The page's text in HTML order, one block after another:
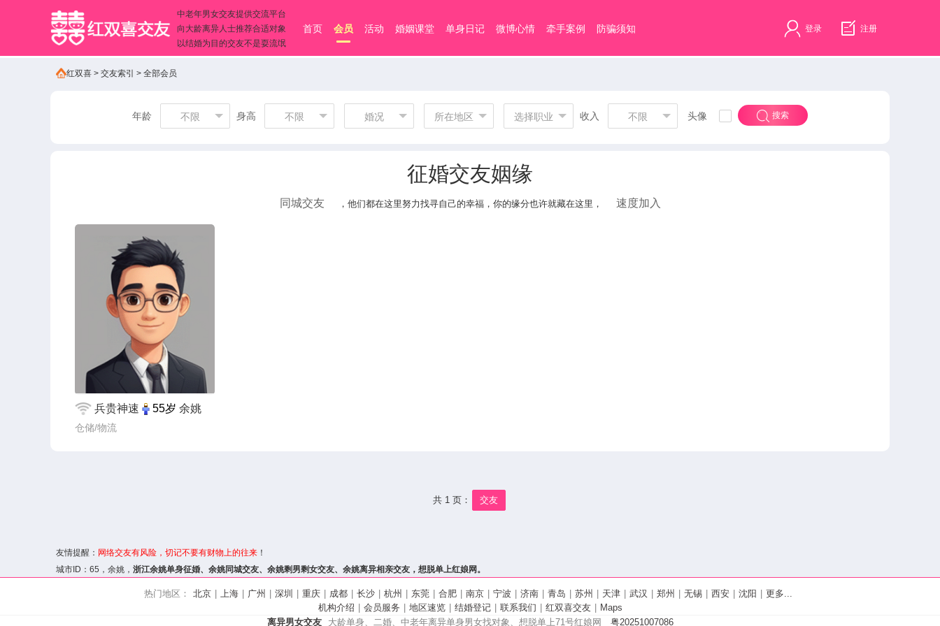
中老年男女交友提供交流平台
向大龄离异人士推荐合适对象
以结婚为目的交友不是耍流氓
首页 会员 活动 婚姻课堂 单身日记 微博心情 牵手案例 防骗须知 登录 注册
红双喜 > 交友索引 > 全部会员
年龄 不限 身高 不限 婚况 所在地区 选择职业 收入 不限 头像 搜索
征婚交友姻缘
同城交友 ，他们都在这里努力找寻自己的幸福，你的缘分也许就藏在这里， 速度加入
兵贵神速 55岁 余姚
仓储/物流
共 1 页： 交友
友情提醒： 网络交友有风险，切记不要有财物上的往来 ！
城市ID： 65 ，余姚， 浙江余姚单身征婚、 余姚同城交友、余姚剩男剩女交友、余姚离异相亲交友，想脱单上红娘网。
热门地区： 北京 上海 广州 深圳 重庆 成都 长沙 杭州 东莞 合肥 南京 宁波 济南 青岛 苏州 天津 武汉 郑州 无锡 西安 沈阳
更多...
机构介绍
会员服务 地区速览 结婚登记 联系我们 红双喜交友
Maps
离异男女交友
大龄单身、二婚、中老年离异单身男女找对象、想脱单上71号红娘网 粤20251007086